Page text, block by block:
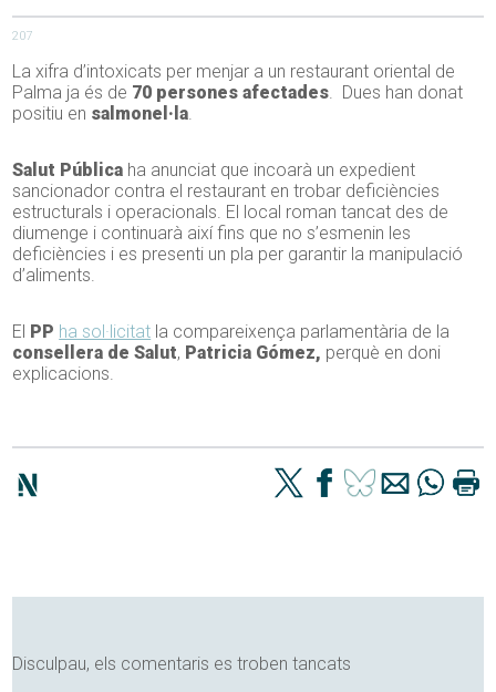
207
La xifra d’intoxicats per menjar a un restaurant oriental de
Palma ja és de 70 persones afectades. Dues han donat
positiu en salmonel·la.
Salut Pública ha anunciat que incoarà un expedient
sancionador contra el restaurant en trobar deficiències
estructurals i operacionals. El local roman tancat des de
diumenge i continuarà així fins que no s’esmenin les
deficiències i es presenti un pla per garantir la manipulació
d’aliments.
El PP ha sol·licitat la compareixença parlamentària de la
consellera de Salut, Patricia Gómez, perquè en doni
explicacions.
Disculpau, els comentaris es troben tancats